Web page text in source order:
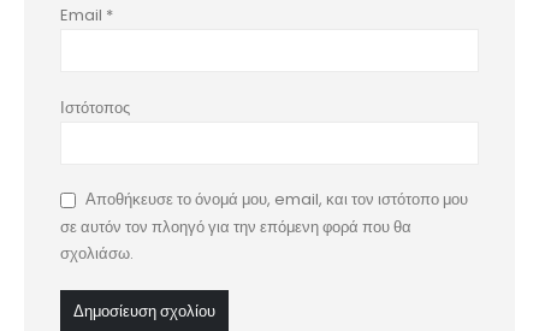
Email *
Ιστότοπος
Αποθήκευσε το όνομά μου, email, και τον ιστότοπο μου
σε αυτόν τον πλοηγό για την επόμενη φορά που θα
σχολιάσω.